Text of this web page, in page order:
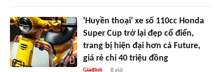
'Huyền thoại' xe số 110cc Honda
Super Cup trở lại đẹp cổ điển,
trang bị hiện đại hơn cả Future,
giá rẻ chỉ 40 triệu đồng
8 giờ